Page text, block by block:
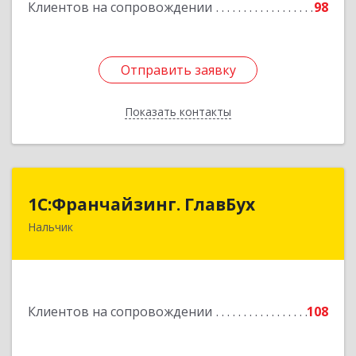
Клиентов на сопровождении 98
Отправить заявку
Показать контакты
Отправить заявку
Назад
1С:Франчайзинг. ГлавБух
Нальчик
Клиентов на сопровождении 108
1С:Франчайзинг. ГлавБух
360000, Кабардино-Балкарская Респ, Нальчик г,